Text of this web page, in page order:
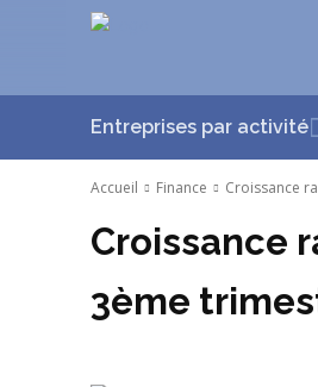
Entreprises par activité
Accueil Finance Croissance
Croissance
3ème